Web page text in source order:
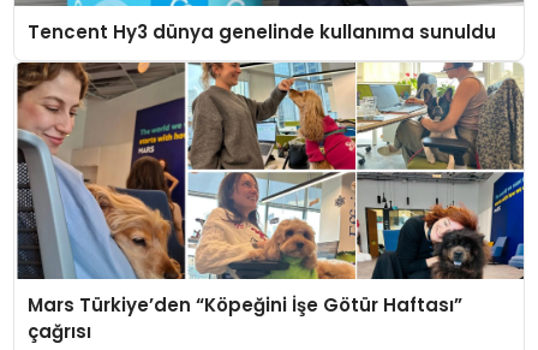
Tencent Hy3 dünya genelinde kullanıma sunuldu
Mars Türkiye’den “Köpeğini İşe Götür Haftası”
çağrısı